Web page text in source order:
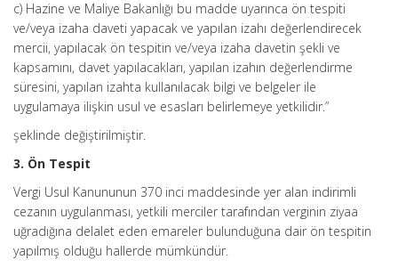
c) Hazine ve Maliye Bakanlığı bu madde uyarınca ön tespiti
ve/veya izaha daveti yapacak ve yapılan izahı değerlendirecek
mercii, yapılacak ön tespitin ve/veya izaha davetin şekli ve
kapsamını, davet yapılacakları, yapılan izahın değerlendirme
süresini, yapılan izahta kullanılacak bilgi ve belgeler ile
uygulamaya ilişkin usul ve esasları belirlemeye yetkilidir.”
şeklinde değiştirilmiştir.
3. Ön Tespit
Vergi Usul Kanununun 370 inci maddesinde yer alan indirimli
cezanın uygulanması, yetkili merciler tarafından verginin ziyaa
uğradığına delalet eden emareler bulunduğuna dair ön tespitin
yapılmış olduğu hallerde mümkündür.